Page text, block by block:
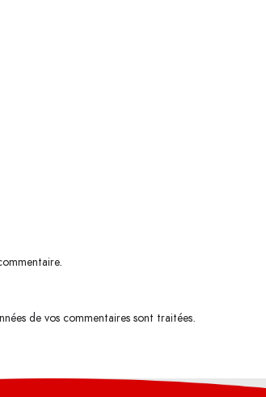
de vos commentaires sont traitées.